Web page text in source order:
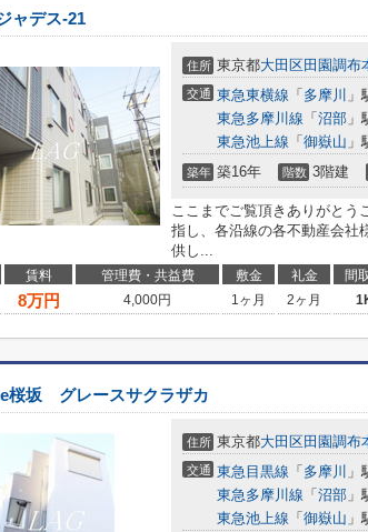
ャデス-21
住所 東京都大田区田園調布
交通 東急東横線 「 多摩川 」
東急多摩川線 「 沼部 」
東急池上線 「 御嶽山 」
築年 築16年 階数 3階建
ここまでご覧頂きありがとう
指し、各沿線の各不動産会社
供し...
賃料 管理費・共益費 敷金 礼金 間
8万円 4,000円 1ヶ月 2ヶ月
桜坂 グレースサクラザカ
住所 東京都大田区田園調布
交通 東急目黒線 「 多摩川 」
東急多摩川線 「 沼部 」
東急池上線 「 御嶽山 」